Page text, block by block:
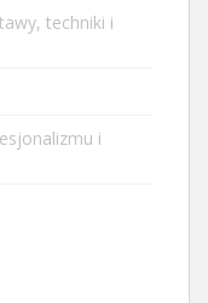
techniki i
i